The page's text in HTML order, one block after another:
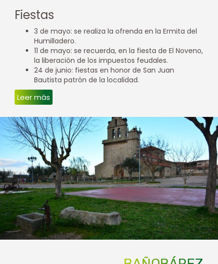
Fiestas
3 de mayo: se realiza la ofrenda en la Ermita del
Humilladero.
11 de mayo: se recuerda, en la fiesta de El Noveno,
la liberación de los impuestos feudales.
24 de junio: fiestas en honor de San Juan
Bautista patrón de la localidad.
Leer más